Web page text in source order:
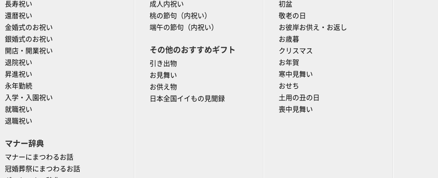
長寿祝い
還暦祝い
金婚式のお祝い
銀婚式のお祝い
開店・開業祝い
退院祝い
昇進祝い
永年勤続
入学・入園祝い
就職祝い
退職祝い
マナー辞典
マナーにまつわるお話
冠婚葬祭にまつわるお話
成人内祝い
桃の節句（内祝い）
端午の節句（内祝い）
その他のおすすめギフト
引き出物
お見舞い
お供え物
日本全国イイもの見聞録
初盆
敬老の日
お彼岸お供え・お返し
お歳暮
クリスマス
お年賀
寒中見舞い
おせち
土用の丑の日
喪中見舞い